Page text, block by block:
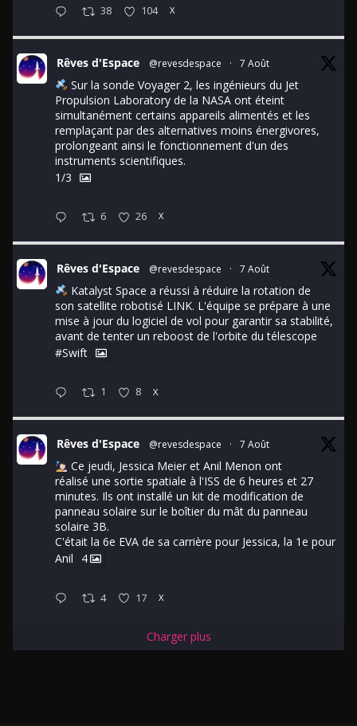
38 104 X
Rêves d'Espace @revesdespace · 7 Août
Sur la sonde Voyager 2, les ingénieurs du Jet
Propulsion Laboratory de la NASA ont éteint
simultanément certains appareils alimentés et les
remplaçant par des alternatives moins énergivores,
prolongeant ainsi le fonctionnement d'un des
instruments scientifiques.
1/3
6 26 X
Rêves d'Espace @revesdespace · 7 Août
Katalyst Space a réussi à réduire la rotation de
son satellite robotisé LINK. L'équipe se prépare à une
mise à jour du logiciel de vol pour garantir sa stabilité,
avant de tenter un reboost de l'orbite du télescope
#Swift
1 8 X
Rêves d'Espace @revesdespace · 7 Août
Ce jeudi, Jessica Meier et Anil Menon ont
réalisé une sortie spatiale à l'ISS de 6 heures et 27
minutes. Ils ont installé un kit de modification de
panneau solaire sur le boîtier du mât du panneau
solaire 3B.
C'était la 6e EVA de sa carrière pour Jessica, la 1e pour
Anil
4
4 17 X
Charger plus